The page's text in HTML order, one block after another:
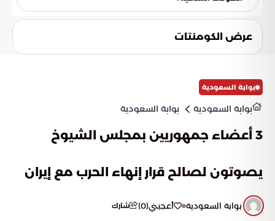
طرح التقرير تساؤلات حول مدى قدرة البنية التحتية والأنظمة
التقنية في مواجهتها.
عرض الكومنتات
بوابة السعودية
بوابة السعودية بوابة السعودية
3 أعضاء جمهوريين بمجلس الشيوخ
يصوتون لصالح قرار إنهاء الحرب مع إيران
بوابة السعودية أعجبني(
0
) شارك